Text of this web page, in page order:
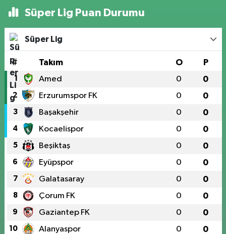
Süper Lig Puan Durumu
Süper Lig
# Takım O P
1 Amed 0 0
2 Erzurumspor FK 0 0
3 Başakşehir 0 0
4 Kocaelispor 0 0
5 Beşiktaş 0 0
6 Eyüpspor 0 0
7 Galatasaray 0 0
8 Çorum FK 0 0
9 Gaziantep FK 0 0
10 Alanyaspor 0 0